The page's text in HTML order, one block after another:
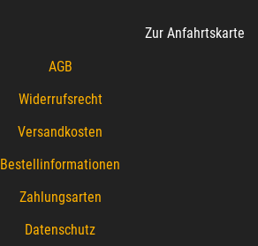
Zur Anfahrtskarte
AGB
Widerrufsrecht
Versandkosten
Bestellinformationen
Zahlungsarten
Datenschutz